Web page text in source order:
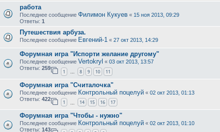
работа
Последнее сообщение Филимон Кукуев « 15 ноя 2013, 09:29
Ответы: 1
Путешествия арбуза.
Последнее сообщение Евгений-1 « 27 окт 2013, 14:29
Форумная игра "Испорти желание другому"
Последнее сообщение Vertokryl « 03 окт 2013, 13:57
Ответы: 259
1 … 8 9 10 11
Форумная игра "Считалочка"
Последнее сообщение Контрольный поцелуй « 02 окт 2013, 01:13
Ответы: 422
1 14 15 16 17
Форумная игра "Чтобы - нужно"
Последнее сообщение Контрольный поцелуй « 02 окт 2013, 01:10
Ответы: 143